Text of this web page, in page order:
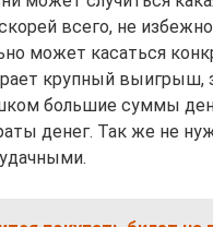
всего, не
может касаться
крупный
большие суммы
денег. Так же не